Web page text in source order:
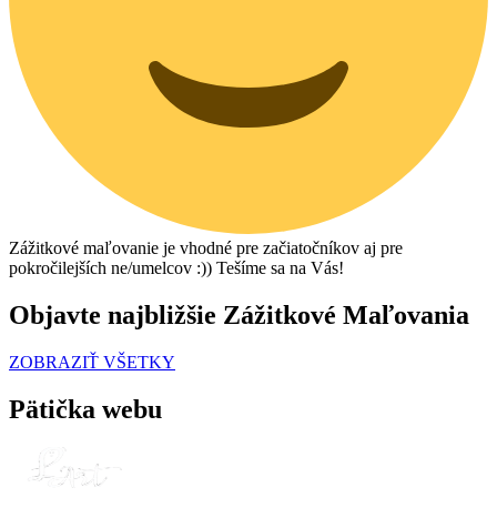
Zážitkové maľovanie je vhodné pre začiatočníkov aj pre
pokročilejších ne/umelcov :)) Tešíme sa na Vás!
Objavte najbližšie Zážitkové Maľovania
ZOBRAZIŤ VŠETKY
Pätička webu